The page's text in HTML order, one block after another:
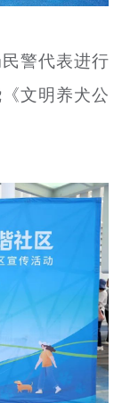
警代表进行
文明养犬公